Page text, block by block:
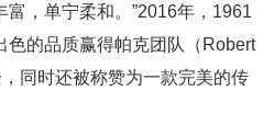
，单宁柔和。”2016年，1961
色的品质赢得帕克团队（Robert
同时还被称赞为一款完美的传